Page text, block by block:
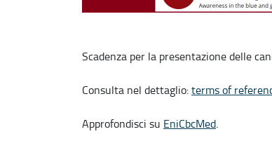
Scadenza per la presentazione delle
Consulta nel dettaglio:terms of
Approfondisci su EniCbcMed.